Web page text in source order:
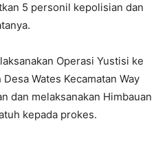
5 personil kepolisian dan
Operasi Yustisi ke
Wates Kecamatan Way
dan melaksanakan Himbauan
kepada prokes.